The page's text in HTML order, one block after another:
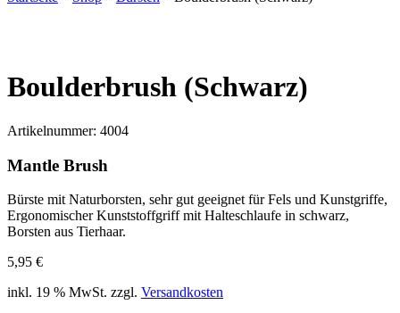
Boulderbrush (Schwarz)
Artikelnummer: 4004
Mantle Brush
Bürste mit Naturborsten, sehr gut geeignet für Fels und Kunstgriffe,
Ergonomischer Kunststoffgriff mit Halteschlaufe in schwarz,
Borsten aus Tierhaar.
5,95 €
inkl. 19 % MwSt. zzgl. Versandkosten